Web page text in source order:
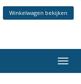
Winkelwagen bekijken
in-/